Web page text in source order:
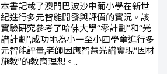
本書記載了澳門巴波沙中葡小學在新世
紀進行多元智能開發與評價的實況。該
實驗研究參考了哈佛大學“零計劃”和“光
譜計劃”,成功地為小一至小四學童進行多
元智能評量,老師因應智慧光譜實現“因材
施教”的教育理想。..